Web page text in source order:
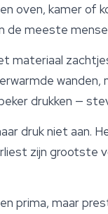
oven, kamer of
de meeste
materiaal
drukken —
druk niet aan.
zijn grootste
prima, maar